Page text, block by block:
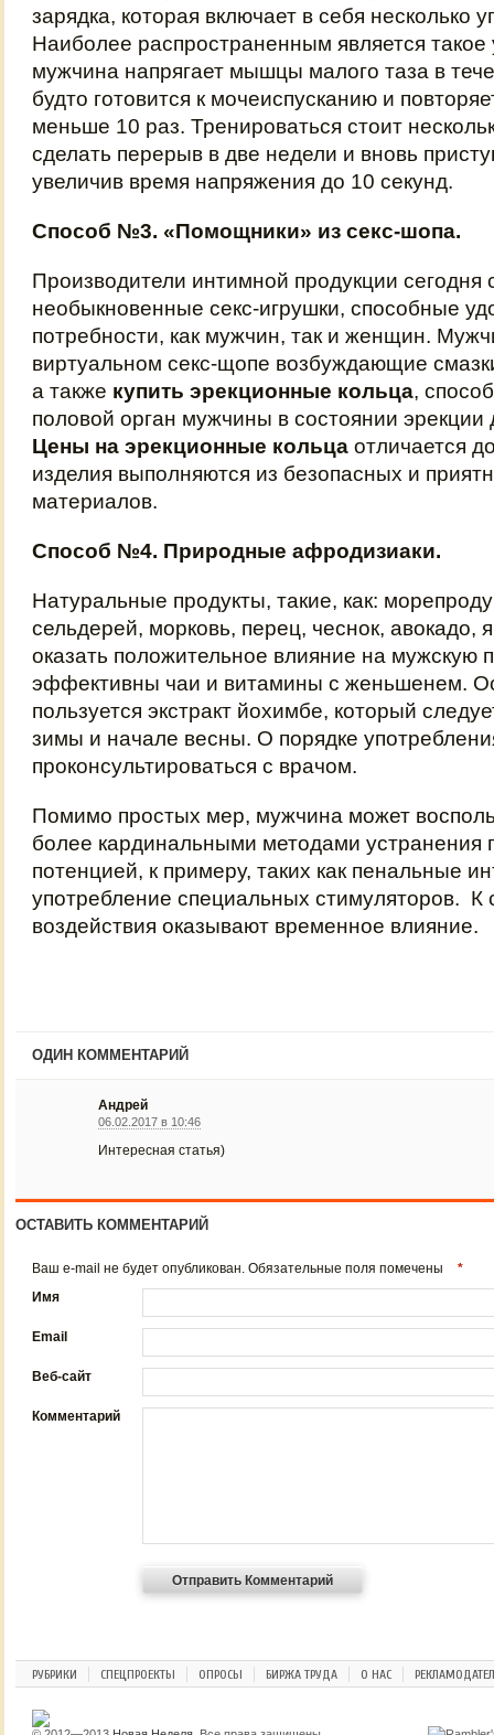
зарядка, которая включает в себя несколько
Наиболее распространенным является такое
мужчина напрягает мышцы малого таза в
будто готовится к мочеиспусканию и
меньше 10 раз. Тренироваться стоит
сделать перерыв в две недели и вновь
увеличив время напряжения до 10 секунд.
Способ №3. «Помощники» из секс-шопа.
Производители интимной продукции
необыкновенные секс-игрушки, способные
потребности, как мужчин, так и женщин.
виртуальном секс-щопе возбуждающие
а также купить эрекционные кольца,
половой орган мужчины в состоянии эрекции
Цены на эрекционные кольца отличается
изделия выполняются из безопасных и
материалов.
Способ №4. Природные афродизиаки.
Натуральные продукты, такие, как:
сельдерей, морковь, перец, чеснок, авокадо,
оказать положительное влияние на мужскую
эффективны чаи и витамины с женьшенем.
пользуется экстракт йохимбе, который
зимы и начале весны. О порядке
проконсультироваться с врачом.
Помимо простых мер, мужчина может
более кардинальными методами устранения
потенцией, к примеру, таких как пенальные
употребление специальных стимуляторов. К
воздействия оказывают временное влияние.
ОДИН КОММЕНТАРИЙ
Андрей
06.02.2017 в 10:46
Интересная статья)
ОСТАВИТЬ КОММЕНТАРИЙ
Ваш e-mail не будет опубликован. Обязательные поля помечены
*
Имя
Email
Веб-сайт
Комментарий
РУБРИКИ СПЕЦПРОЕКТЫ ОПРОСЫ БИРЖА ТРУДА О НАС